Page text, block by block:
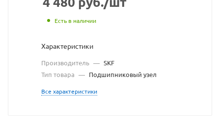
разрешения
сайта
Есть в наличии
Характеристики
Производитель — SKF
Тип товара — Подшипниковый узел
Все характеристики